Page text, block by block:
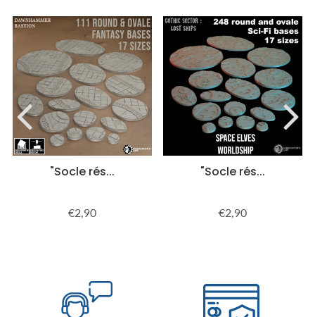
"Socle rés...
Prix
€2,90
"Socle rés...
Prix
€2,90